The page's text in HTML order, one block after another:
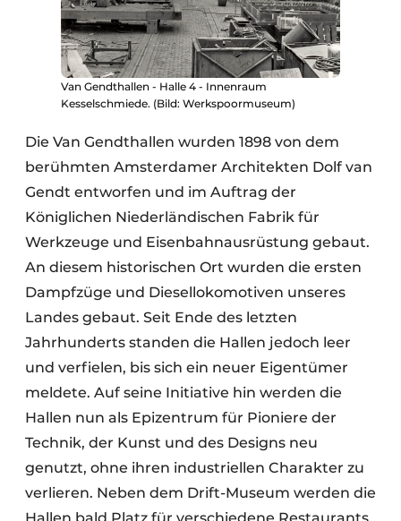
Van Gendthallen - Halle 4 - Innenraum
Kesselschmiede. (Bild: Werkspoormuseum)
Die Van Gendthallen wurden 1898 von dem
berühmten Amsterdamer Architekten Dolf van
Gendt entworfen und im Auftrag der
Königlichen Niederländischen Fabrik für
Werkzeuge und Eisenbahnausrüstung gebaut.
An diesem historischen Ort wurden die ersten
Dampfzüge und Diesellokomotiven unseres
Landes gebaut. Seit Ende des letzten
Jahrhunderts standen die Hallen jedoch leer
und verfielen, bis sich ein neuer Eigentümer
meldete. Auf seine Initiative hin werden die
Hallen nun als Epizentrum für Pioniere der
Technik, der Kunst und des Designs neu
genutzt, ohne ihren industriellen Charakter zu
verlieren. Neben dem Drift-Museum werden die